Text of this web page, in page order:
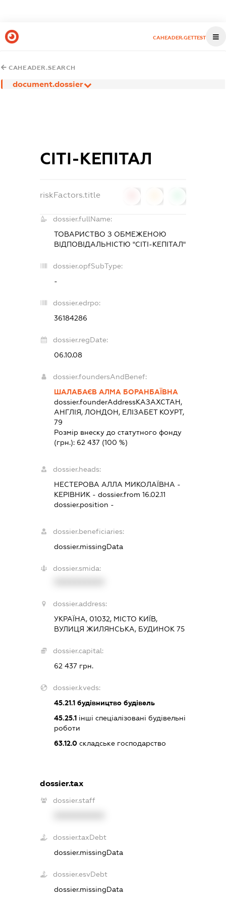
CAHEADER.GETTEST
CAHEADER.SEARCH
document.dossier
СІТІ-КЕПІТАЛ
riskFactors.title
dossier.fullName:
ТОВАРИСТВО З ОБМЕЖЕНОЮ
ВІДПОВІДАЛЬНІСТЮ "СІТІ-КЕПІТАЛ"
dossier.opfSubType:
-
dossier.edrpo:
36184286
dossier.regDate:
06.10.08
dossier.foundersAndBenef:
ШАЛАБАЄВ АЛМА БОРАНБАЇВНА
dossier.founderAddressКАЗАХСТАН,
АНГЛІЯ, ЛОНДОН, ЕЛІЗАБЕТ КОУРТ,
79
Розмір внеску до статутного фонду
(грн.): 62 437(100 %)
dossier.heads:
НЕСТЕРОВА АЛЛА МИКОЛАЇВНА -
КЕРІВНИК - dossier.from 16.02.11
dossier.position -
dossier.beneficiaries:
dossier.missingData
dossier.smida:
dossier.address:
УКРАЇНА, 01032, МІСТО КИЇВ,
ВУЛИЦЯ ЖИЛЯНСЬКА, БУДИНОК 75
dossier.capital:
62 437 грн.
dossier.kveds:
45.21.1будівництво будівель
45.25.1інші спеціалізовані будівельні
роботи
63.12.0складське господарство
dossier.tax
dossier.staff
dossier.taxDebt
dossier.missingData
dossier.esvDebt
dossier.missingData